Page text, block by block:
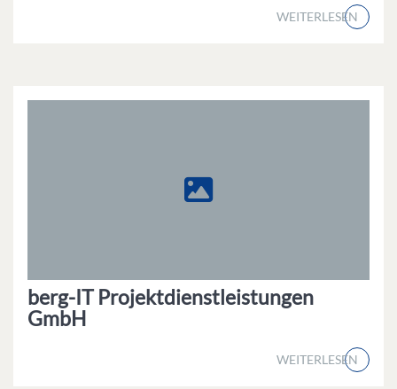
WEITERLESEN
berg-IT Projektdienstleistungen
GmbH
WEITERLESEN